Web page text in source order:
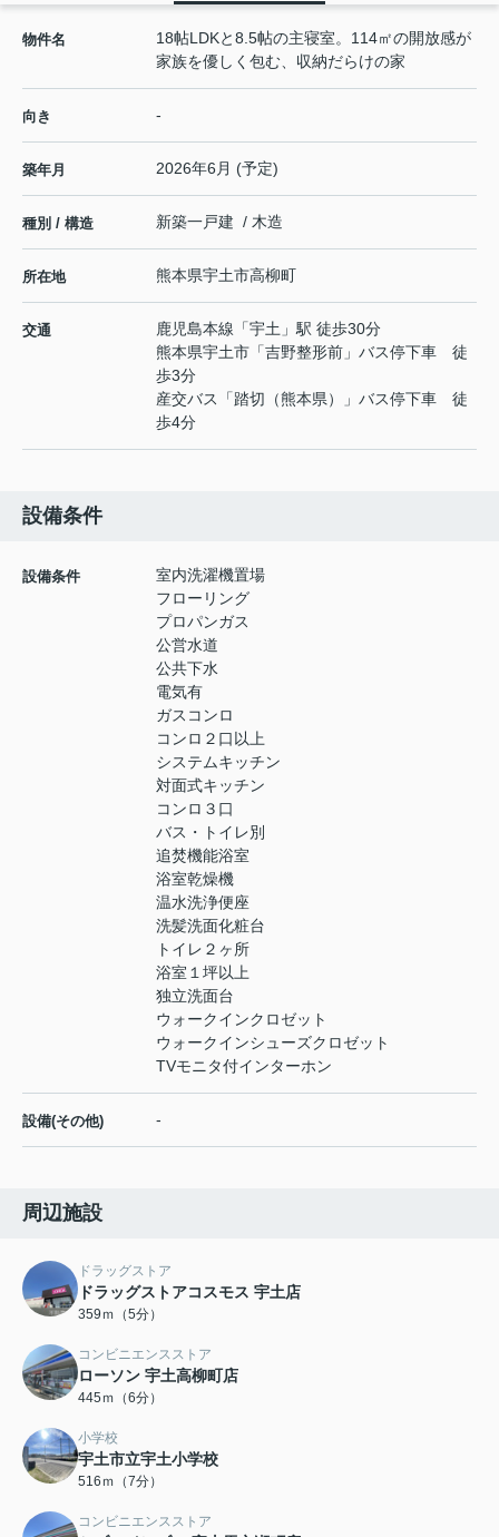
物件名
18帖LDKと8.5帖の主寝室。114㎡の開放感が
家族を優しく包む、収納だらけの家
向き -
築年月 2026年6月 (予定)
種別 / 構造 新築一戸建 / 木造
所在地 熊本県宇土市高柳町
交通 鹿児島本線 「宇土 」駅 徒歩30分
熊本県宇土市「吉野整形前」バス停下車 徒
歩3分
産交バス「踏切（熊本県）」バス停下車 徒
歩4分
設備条件
設備条件
室内洗濯機置場
フローリング
プロパンガス
公営水道
公共下水
電気有
ガスコンロ
コンロ２口以上
システムキッチン
対面式キッチン
コンロ３口
バス・トイレ別
追焚機能浴室
浴室乾燥機
温水洗浄便座
洗髪洗面化粧台
トイレ２ヶ所
浴室１坪以上
独立洗面台
ウォークインクロゼット
ウォークインシューズクロゼット
TVモニタ付インターホン
設備(その他) -
周辺施設
ドラッグストア
ドラッグストアコスモス 宇土店
359ｍ（5分）
コンビニエンスストア
ローソン 宇土高柳町店
445ｍ（6分）
小学校
宇土市立宇土小学校
516ｍ（7分）
コンビニエンスストア